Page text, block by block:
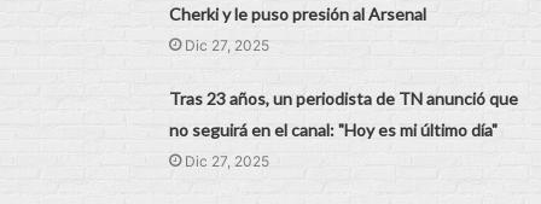
Cherki y le puso presión al Arsenal
Dic 27, 2025
Tras 23 años, un periodista de TN anunció que
no seguirá en el canal: "Hoy es mi último día"
Dic 27, 2025